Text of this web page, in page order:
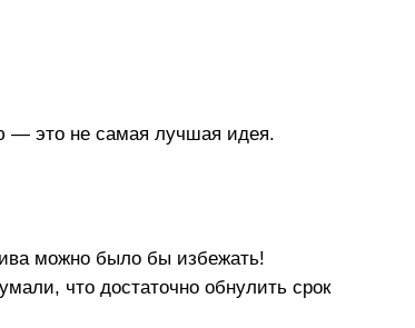
— это не самая лучшая идея.
можно было бы избежать!
что достаточно обнулить срок